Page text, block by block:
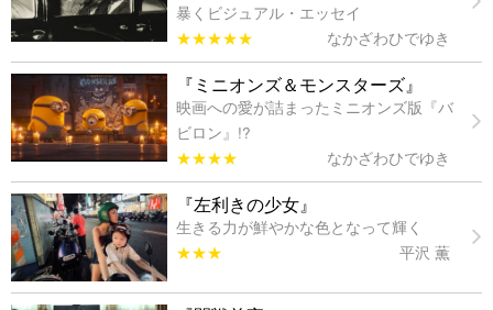
暴くビジュアル・エッセイ
★★★★★
なかざわひでゆき
『ミニオンズ＆モンスターズ』
映画への愛が詰まったミニオンズ版『バ
ビロン』!?
★★★★
なかざわひでゆき
『左利きの少女』
生きる力が鮮やかな色となって輝く
★★★
平沢 薫